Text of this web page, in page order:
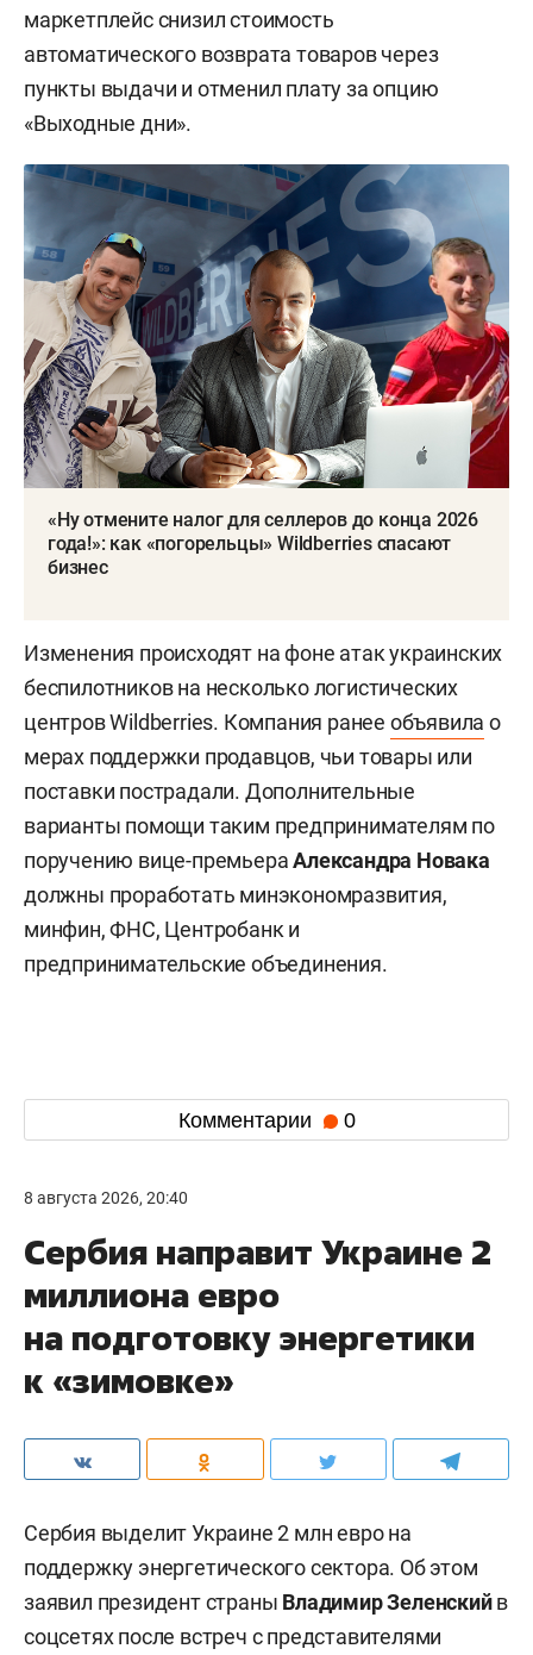
маркетплейс снизил стоимость
автоматического возврата товаров через
пункты выдачи и отменил плату за опцию
«Выходные дни».
«Ну отмените налог для селлеров до конца 2026
года!»: как «погорельцы» Wildberries спасают
бизнес
Изменения происходят на фоне атак украинских
беспилотников на несколько логистических
центров Wildberries. Компания ранее объявила о
мерах поддержки продавцов, чьи товары или
поставки пострадали. Дополнительные
варианты помощи таким предпринимателям по
поручению вице-премьераАлександра Новака
должны проработать минэкономразвития,
минфин, ФНС, Центробанк и
предпринимательские объединения.
Комментарии 0
8 августа 2026, 20:40
Сербия направит Украине 2
миллиона евро
на подготовку энергетики
к «зимовке»
Сербия выделит Украине 2 млн евро на
поддержку энергетического сектора. Об этом
заявил президент страны Владимир Зеленскийв
соцсетях после встреч с представителями